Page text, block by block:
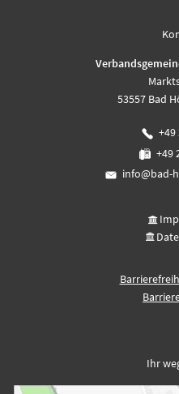
53557 Bad
+49
+49
info@bad-
Ihr